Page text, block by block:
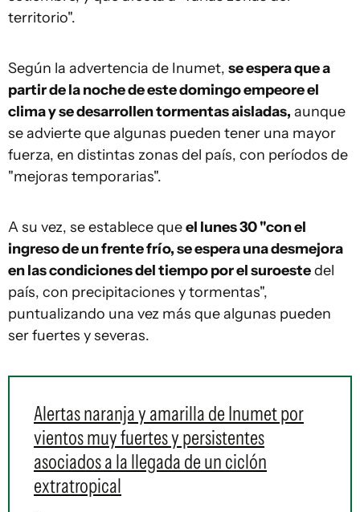
territorio".
Según la advertencia de Inumet, se espera que a
partir de la noche de este domingo empeore el
clima y se desarrollen tormentas aisladas, aunque
se advierte que algunas pueden tener una mayor
fuerza, en distintas zonas del país, con períodos de
"mejoras temporarias".
A su vez, se establece queel lunes 30 "con el
ingreso de un frente frío, se espera una desmejora
en las condiciones del tiempo por el suroestedel
país, con precipitaciones y tormentas",
puntualizando una vez más que algunas pueden
ser fuertes y severas.
Alertas naranja y amarilla de Inumet por
vientos muy fuertes y persistentes
asociados a la llegada de un ciclón
extratropical